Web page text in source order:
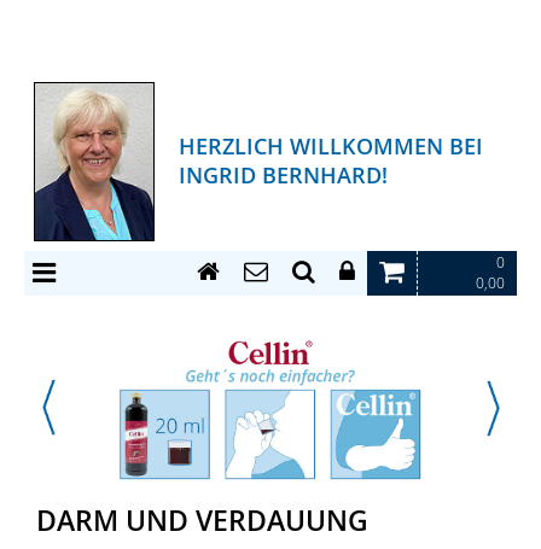
HERZLICH WILLKOMMEN BEI
INGRID BERNHARD!
0
0,00
DARM UND VERDAUUNG